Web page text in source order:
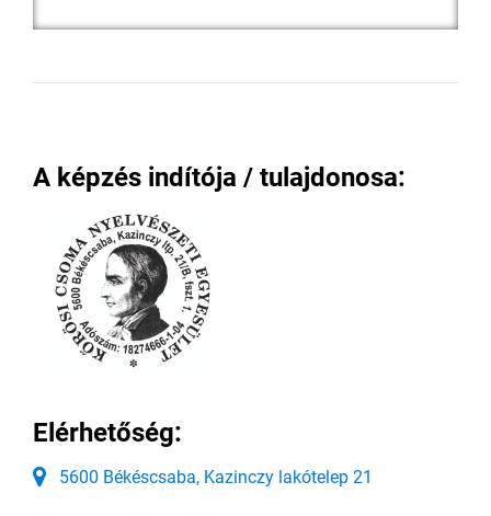
A képzés indítója / tulajdonosa:
Elérhetőség:
5600 Békéscsaba, Kazinczy lakótelep 21